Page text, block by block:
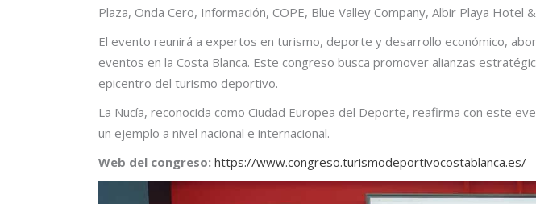
Plaza, Onda Cero, Información, COPE, Blue Valley Company, Albir Playa Hotel
El evento reunirá a expertos en turismo, deporte y desarrollo económico,
eventos en la Costa Blanca. Este congreso busca promover alianzas
epicentro del turismo deportivo.
La Nucía, reconocida como Ciudad Europea del Deporte, reafirma con este
un ejemplo a nivel nacional e internacional.
Web del congreso: https://www.congreso.turismodeportivocostablanca.es/